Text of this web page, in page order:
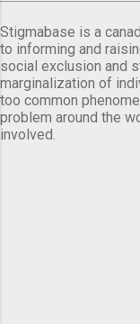
Stigmabase is a
to informing and
social exclusion and
marginalization of
too common
problem around the
involved.